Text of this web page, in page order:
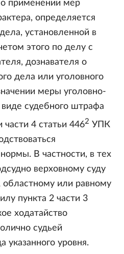
о применении мер
определяется
установленной в
этого по делу с
дознавателя о
дела или уголовного
меры уголовно-
виде судебного штрафа
4 статьи 4462 УПК
В частности, в тех
верховному суду
областному или равному
пункта 2 части 3
ходатайство
судьей
указанного уровня.